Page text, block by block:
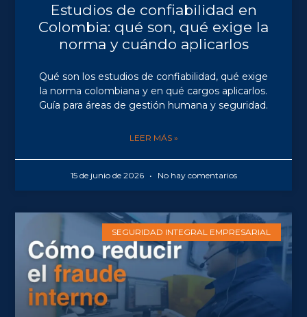
Estudios de confiabilidad en
Colombia: qué son, qué exige la
norma y cuándo aplicarlos
Qué son los estudios de confiabilidad, qué exige
la norma colombiana y en qué cargos aplicarlos.
Guía para áreas de gestión humana y seguridad.
LEER MÁS »
15 de junio de 2026 No hay comentarios
SEGURIDAD INTEGRAL EMPRESARIAL